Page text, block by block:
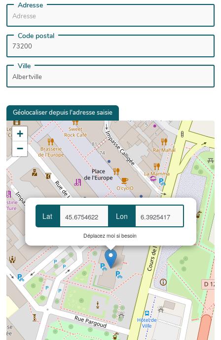
Adresse
Code postal
Ville
Géolocaliser depuis l'adresse saisie
Lat Lon
Déplacez moi si besoin
+
−